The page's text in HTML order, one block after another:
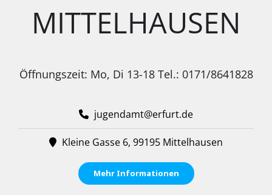
MITTELHAUSEN
Öffnungszeit: Mo, Di 13-18 Tel.: 0171/8641828
jugendamt@erfurt.de
Kleine Gasse 6, 99195 Mittelhausen
Mehr Informationen